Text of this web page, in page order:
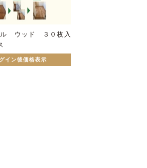
ル ウッド ３０枚入
イン後価格表示